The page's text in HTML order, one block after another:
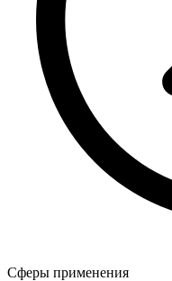
Сферы применения